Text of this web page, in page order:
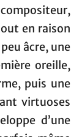
en raison
âcre, une
oreille,
puis une
virtuoses
d’une